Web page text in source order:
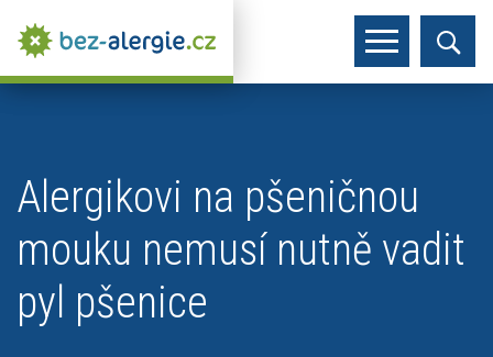
Alergikovi na pšeničnou
mouku nemusí nutně vadit
pyl pšenice